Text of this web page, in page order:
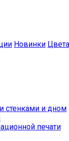
Новинки Цвета
стенками и дном
печати